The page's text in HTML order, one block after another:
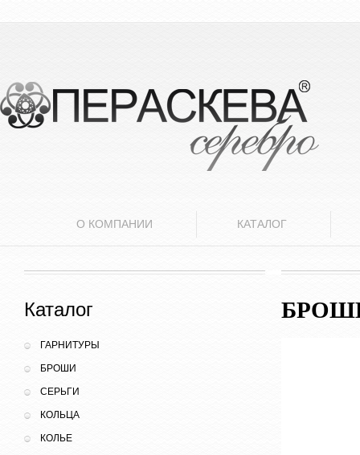
О КОМПАНИИ КАТАЛОГ
Каталог
ГАРНИТУРЫ
БРОШИ
СЕРЬГИ
КОЛЬЦА
КОЛЬЕ